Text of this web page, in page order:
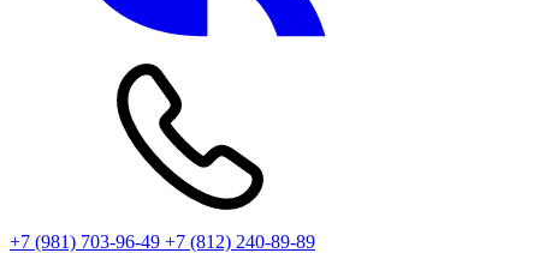
+7 (981) 703-96-49 +7 (812) 240-89-89